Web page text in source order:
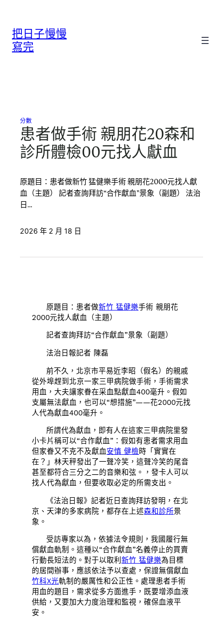
把日子慢慢
寫完
分數
患者做手術 親朋花20森和
診所體檢00元找人獻血
原題目：患者做新竹 猛健樂手術 親朋花2000元找人獻
血（主題） 記者查詢拜訪“合作獻血”景象（副題） 法治
日…
2026 年 2 月 18 日
原題目：患者做新竹 猛健樂手術 親朋花
2000元找人獻血（主題）
記者查詢拜訪“合作獻血”景象（副題）
法治日報記者 陳磊
前不久，北京市平易近李昭（假名）的親戚
從外埠趕到北京一家三甲病院做手術，手術需求
用血，大夫讓家眷在采血點獻血400毫升。假如
支屬無法獻血，也可以“想措施”——花2000元找
人代為獻血400毫升。
所謂代為獻血，即有人在這家三甲病院里發
小卡片稱可以“合作獻血”：假如有患者需求用血
但家眷又不克不及獻血安慎 健檢時「實實在
在？」林天秤發出了一聲冷笑，這聲冷笑的尾音
甚至都符合三分之二的音樂和弦。，發卡人可以
找人代為獻血，但要收取必定的所需支出。
《法治日報》記者近日查詢拜訪發明，在北
京、天津的多家病院，都存在上述森和診所景
象。
受訪專家以為，依據法令規則，我國履行無
償獻血軌制。這種以“合作獻血”名義停止的買賣
行動長短法的。對于以取利新竹 猛健樂為目標
的居間辦事，應該依法予以查處，保證無償獻血
竹科X光軌制的嚴厲性和公正性。處理患者手術
用血的題目，需求從多方面進手，既要增添血液
供給，又要加大力度治理和監視，確保血液平
安。